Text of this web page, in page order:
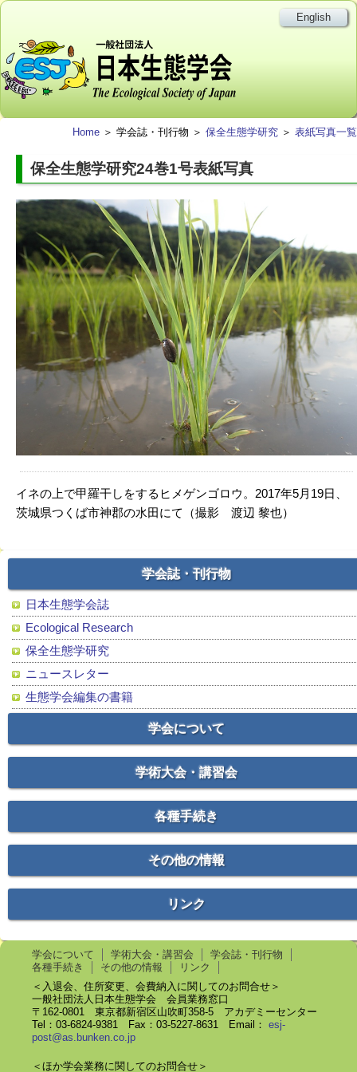
English
学会誌・刊行物
日本生態学会誌
Ecological Research
保全生態学研究
ニュースレター
生態学会編集の書籍
学会について
学術大会・講習会
各種手続き
その他の情報
リンク
Home ＞ 学会誌・刊行物 ＞ 保全生態学研究 ＞ 表紙写真一覧
保全生態学研究24巻1号表紙写真
イネの上で甲羅干しをするヒメゲンゴロウ。2017年5月19日、
茨城県つくば市神郡の水田にて（撮影 渡辺 黎也）
学会について 学術大会・講習会
学会誌・刊行物
各種手続き
その他の情報
リンク
＜入退会、住所変更、会費納入に関してのお問合せ＞
一般社団法人日本生態学会 会員業務窓口
〒162-0801 東京都新宿区山吹町358-5 アカデミーセンター
Tel：03-6824-9381 Fax：03-5227-8631 Email： esj-
post@as.bunken.co.jp
＜ほか学会業務に関してのお問合せ＞